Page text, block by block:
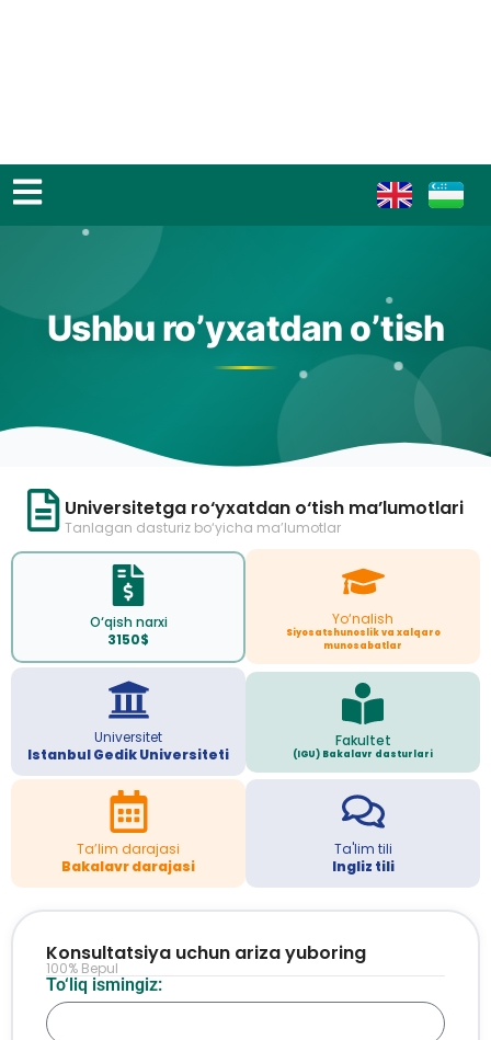
Ushbu ro’yxatdan o’tish
Universitetga ro‘yxatdan o‘tish ma’lumotlari
Tanlagan dasturiz bo‘yicha ma’lumotlar
O‘qish narxi
3150$
Yo‘nalish
Siyosatshunoslik va xalqaro
munosabatlar
Universitet
Istanbul Gedik Universiteti
Fakultet
(IGU) Bakalavr dasturlari
Ta’lim darajasi
Bakalavr darajasi
Ta'lim tili
Ingliz tili
To‘liq ismingiz:
Konsultatsiya uchun ariza yuboring
100% Bepul